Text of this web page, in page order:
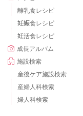
離乳食レシピ
妊娠食レシピ
妊活食レシピ
成長アルバム
施設検索
産後ケア施設検索
産婦人科検索
婦人科検索